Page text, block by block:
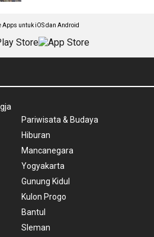
Apps untuk iOS dan Android
Pariwisata & Budaya
Hiburan
Mancanegara
Yogyakarta
Gunung Kidul
Kulon Progo
Bantul
Sleman